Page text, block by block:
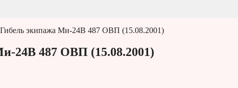
экипажа Ми-24В 487 ОВП (15.08.2001)
24В 487 ОВП (15.08.2001)